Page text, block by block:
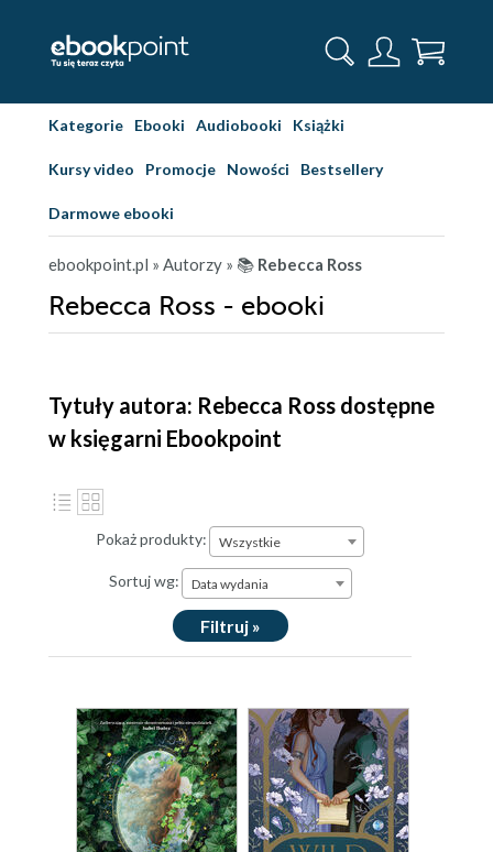
Kategorie Ebooki Audiobooki Książki
Kursy video Promocje Nowości Bestsellery
Darmowe ebooki
ebookpoint.pl » Autorzy » 📚 Rebecca Ross
Rebecca Ross - ebooki
Tytuły autora: Rebecca Ross dostępne
w księgarni Ebookpoint
Pokaż produkty: Wszystkie
Sortuj wg: Data wydania
Filtruj »